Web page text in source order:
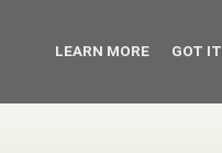
LEARN MORE GOT IT